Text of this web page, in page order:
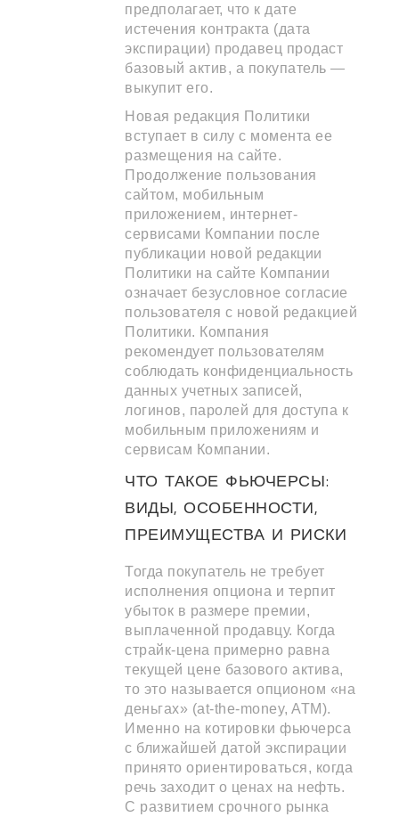
предполагает, что к дате
истечения контракта (дата
экспирации) продавец продаст
базовый актив, а покупатель —
выкупит его.
Новая редакция Политики
вступает в силу с момента ее
размещения на сайте.
Продолжение пользования
сайтом, мобильным
приложением, интернет-
сервисами Компании после
публикации новой редакции
Политики на сайте Компании
означает безусловное согласие
пользователя с новой редакцией
Политики. Компания
рекомендует пользователям
соблюдать конфиденциальность
данных учетных записей,
логинов, паролей для доступа к
мобильным приложениям и
сервисам Компании.
ЧТО ТАКОЕ ФЬЮЧЕРСЫ:
ВИДЫ, ОСОБЕННОСТИ,
ПРЕИМУЩЕСТВА И РИСКИ
Тогда покупатель не требует
исполнения опциона и терпит
убыток в размере премии,
выплаченной продавцу. Когда
страйк-цена примерно равна
текущей цене базового актива,
то это называется опционом «на
деньгах» (at-the-money, ATM).
Именно на котировки фьючерса
с ближайшей датой экспирации
принято ориентироваться, когда
речь заходит о ценах на нефть.
С развитием срочного рынка